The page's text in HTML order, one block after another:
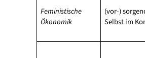
Feministische
Ökonomik
(vor-)
Selbst im